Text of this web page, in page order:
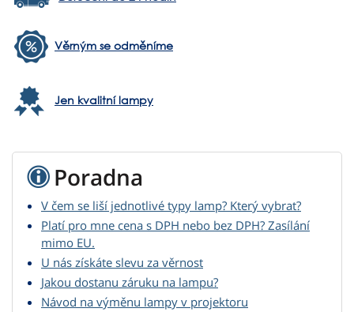
Věrným se odměníme
Jen kvalitní lampy
Poradna
V čem se liší jednotlivé typy lamp? Který vybrat?
Platí pro mne cena s DPH nebo bez DPH? Zasílání
mimo EU.
U nás získáte slevu za věrnost
Jakou dostanu záruku na lampu?
Návod na výměnu lampy v projektoru